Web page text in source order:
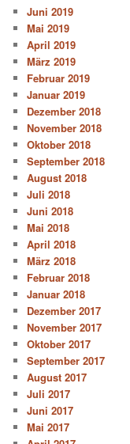
Juni 2019
Mai 2019
April 2019
März 2019
Februar 2019
Januar 2019
Dezember 2018
November 2018
Oktober 2018
September 2018
August 2018
Juli 2018
Juni 2018
Mai 2018
April 2018
März 2018
Februar 2018
Januar 2018
Dezember 2017
November 2017
Oktober 2017
September 2017
August 2017
Juli 2017
Juni 2017
Mai 2017